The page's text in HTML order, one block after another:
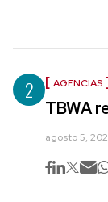
2 AGENCIAS
TBWA
agosto 5,